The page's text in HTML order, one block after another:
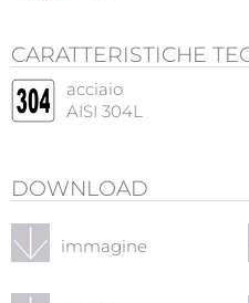
CARATTERISTICHE
acciaio
AISI 304L
DOWNLOAD
immagine